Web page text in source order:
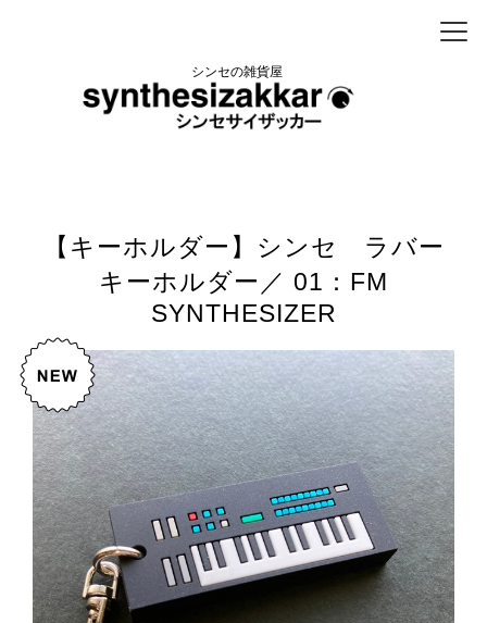
シンセの雑貨屋
【キーホルダー】シンセ ラバー
キーホルダー／ 01：FM
SYNTHESIZER